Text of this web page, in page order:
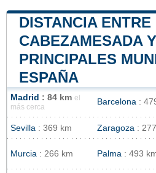
DISTANCIA ENTRE
CABEZAMESADA
PRINCIPALES
ESPAÑA
Madrid : 84 km el
más cerca
Barcelona :
Sevilla : 369 km Zaragoza :
Murcia : 266 km Palma : 493